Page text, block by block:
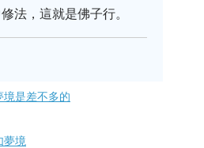
法，這就是佛子行。
是差不多的
夢境